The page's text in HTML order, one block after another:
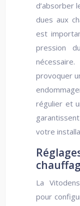
d’absorber
dues aux
est
pression
provoquer
régulier et
votre
La
pour